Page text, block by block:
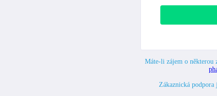
Máte-li zájem o některou
Zákaznická podpora